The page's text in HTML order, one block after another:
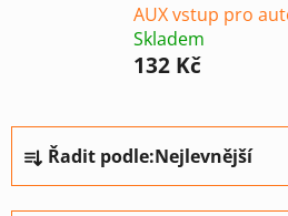
AUX vstup pro
Skladem
132 Kč
Ř
a
z
Řadit podle:Nejlevnější